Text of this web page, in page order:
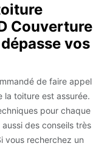
Couverture
vos
de faire appel
la toiture est assurée.
pour chaque
des conseils très
vous recherchez un